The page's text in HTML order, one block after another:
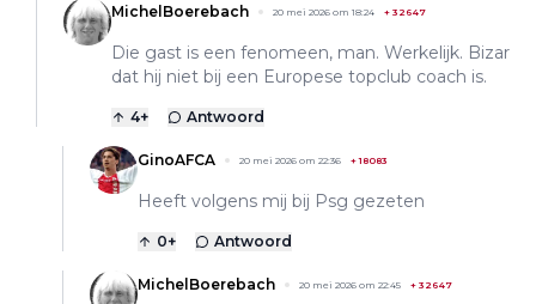
MichelBoerebach 20 mei 2026 om 18:24 + 32647
Die gast is een fenomeen, man. Werkelijk. Bizar
dat hij niet bij een Europese topclub coach is.
4+ Antwoord
GinoAFCA 20 mei 2026 om 22:36 +18083
Heeft volgens mij bij Psg gezeten
0+ Antwoord
MichelBoerebach 20 mei 2026 om 22:45 + 32647